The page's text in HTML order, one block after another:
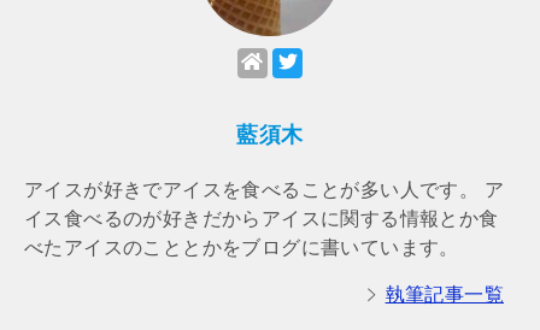
藍須木
アイスが好きでアイスを食べることが多い人です。 ア
イス食べるのが好きだからアイスに関する情報とか食
べたアイスのこととかをブログに書いています。
執筆記事一覧